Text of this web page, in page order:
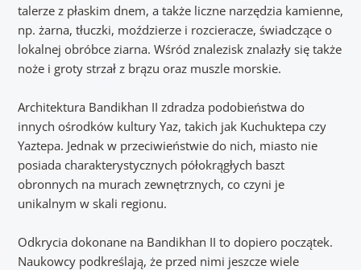
talerze z płaskim dnem, a także liczne narzędzia kamienne,
np. żarna, tłuczki, moździerze i rozcieracze, świadczące o
lokalnej obróbce ziarna. Wśród znalezisk znalazły się także
noże i groty strzał z brązu oraz muszle morskie.
Architektura Bandikhan II zdradza podobieństwa do
innych ośrodków kultury Yaz, takich jak Kuchuktepa czy
Yaztepa. Jednak w przeciwieństwie do nich, miasto nie
posiada charakterystycznych półokrągłych baszt
obronnych na murach zewnętrznych, co czyni je
unikalnym w skali regionu.
Odkrycia dokonane na Bandikhan II to dopiero początek.
Naukowcy podkreślają, że przed nimi jeszcze wiele